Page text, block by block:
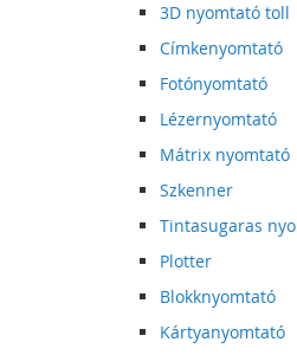
3D nyomtató toll
Címkenyomtató
Fotónyomtató
Lézernyomtató
Mátrix nyomtató
Szkenner
Tintasugaras
Plotter
Blokknyomtató
Kártyanyomtató